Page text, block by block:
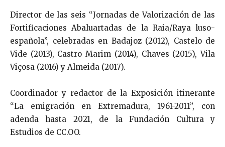
Director de las seis “Jornadas de Valorización de las
Fortificaciones Abaluartadas de la Raia/Raya luso-
española”, celebradas en Badajoz (2012), Castelo de
Vide (2013), Castro Marim (2014), Chaves (2015), Vila
Viçosa (2016) y Almeida (2017).
Coordinador y redactor de la Exposición itinerante
“La emigración en Extremadura, 1961-2011”, con
adenda hasta 2021, de la Fundación Cultura y
Estudios de CC.OO.